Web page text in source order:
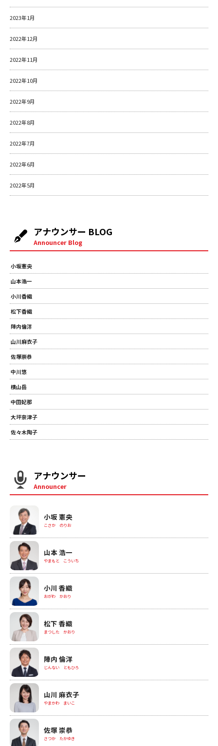
2023年1月
2022年12月
2022年11月
2022年10月
2022年9月
2022年8月
2022年7月
2022年6月
2022年5月
アナウンサー BLOG
Announcer Blog
小坂憲央
山本浩一
小川香織
松下香織
陣内倫洋
山川麻衣子
佐塚崇恭
中川悠
横山岳
中田妃那
大坪奈津子
佐々木陶子
アナウンサー
Announcer
小坂 憲央
こさか のりお
山本 浩一
やまもと こういち
小川 香織
おがわ かおり
松下 香織
まつした かおり
陣内 倫洋
じんない ともひろ
山川 麻衣子
やまかわ まいこ
佐塚 崇恭
さつか たかゆき